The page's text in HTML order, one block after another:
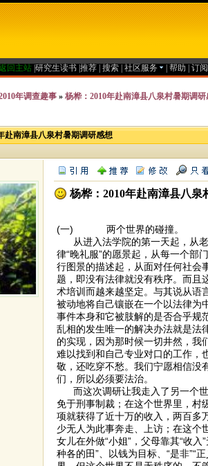
回主站 研究生读书 推荐 搜索 社区服务 帮助 订
年调查趣事 » 杨桦：2010年赴南漳县八泉村暑期调研
赴南漳县八泉村暑期调研感想
杨桦：2010年赴南漳县八泉
(一) 两个世界的碰撞。
从进入法学院的第一天起，从老
律“晚礼服”的愿景起，从每一个部
行图景的描述起，从面对任何社会
题，即没有法律就没有秩序。而且
术培训而越来越坚定。与其说从语
被动地将自己镶嵌在一个以法律为
事件本身和它被肢解的是否合乎规
乱相的发生唯一的解决办法就是法
的实现，因为那时候一切井然，我
难以找到和自己专业对口的工作，
敬，还吃穿不愁。我们宁愿相信没
们，所以必须要法治。
而这次调研让我走入了另一个世
免于刑事制裁；在这个世界里，村
项就获得了近十万的收入，两百多
少无人为此事奔走、上访；在这个
女儿在外做“小姐”，父母靠其“收
种各的田”、以钱为目标、“是非”“